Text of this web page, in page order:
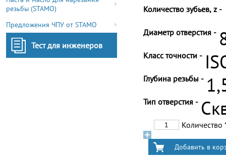
резьбы (STAMO)
Предложения ЧПУ от STAMO
Тест для инженеров
Количество зубьев, z -
Диаметр отверстия -
Класс точности -
Глубина резьбы -
Тип отверстия -
Количество